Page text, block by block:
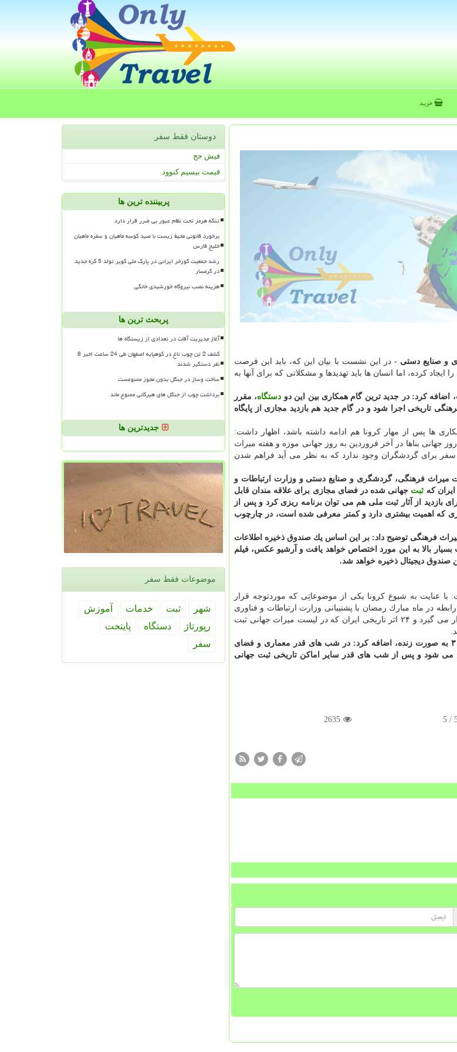
خرید
و صنایع دستی -در این نشست با بیان این كه، باید این فرصت
كرده، اما انسان ها باید تهدیدها و مشكلاتی كه برای آنها به
اضافه كرد: در جدید ترین گام همكاری بین این دو دستگاه، مقرر
تاریخی اجرا شود و در گام جدید هم بازدید مجازی از پایگاه
ها پس از مهار كرونا هم ادامه داشته باشد، اظهار داشت:
جهانی بناها در آخر فروردین به روز جهانی موزه و هفته میراث
سفر برای گردشگران وجود ندارد كه به نظر می آید فراهم شدن
مسیر" با همكاری وزارت میراث فرهنگی، گردشگری و صنایع دستی و وزارت ارتباطات و
ثبت جهانی شده در فضای مجازی برای علاقه مندان قابل
از آثار ثبت ملی هم می توان برنامه ریزی كرد و پس از
كه اهمیت بیشتری دارد و كمتر معرفی شده است، در چارچوب
میراث فرهنگی توضیح داد: بر این اساس یك صندوق ذخیره اطلاعات
بسیار بالا به این مورد اختصاص خواهد یافت و آرشیو عكس، فیلم
صندوق دیجیتال ذخیره خواهد شد.
عنایت به شیوع كرونا یكی از موضوعاتِی كه موردتوجه قرار
در ماه مبارك رمضان با پشتیبانی وزارت ارتباطات و فناوری
اطلاعات بازدید مجازی از موزه ها و اماكن فرهنگی - تاریخی در دستور كار قرار می گیرد و ۲۴ اثر تاریخی ایران كه در لیست میراث جهانی ثبت
او با اشاره به آغاز این طرح از روز سوم ماه رمضان و از ساعت ۱۷ تا ۱۸: ۳۰ به صورت زنده، اضافه كرد: در شب های قدر معماری و فضای
می شود و پس از شب های قدر سایر اماكن تاریخی ثبت جهانی
/ 5
2635
دوستان فقط سفر
فیش حج
قیمت بیسیم کنوود
پربیننده ترین ها
تنگه هرمز تحت نظام عبور بی ضرر قرار دارد
برخورد قانونی محیط زیست با صید کوسه ماهیان و سفره ماهیان
خلیج فارس
رشد جمعیت گورخر ایرانی در پارک ملی کویر تولد 5 کره جدید
در گرمسار
هزینه نصب نیروگاه خورشیدی خانگی
پربحث ترین ها
آغاز مدیریت آفات در تعدادی از زیستگاه ها
کشف 2 تن چوب تاغ در کوهپایه اصفهان طی 24 ساعت اخیر 8
نفر دستگیر شدند
ساخت وساز در جنگل بدون مجوز ممنوعست
برداشت چوب از جنگل های هیرکانی ممنوع ماند
جدیدترین ها
موضوعات فقط سفر
شهر ثبت خدمات
آموزش
رپورتاژ
دستگاه
پایتخت
سفر